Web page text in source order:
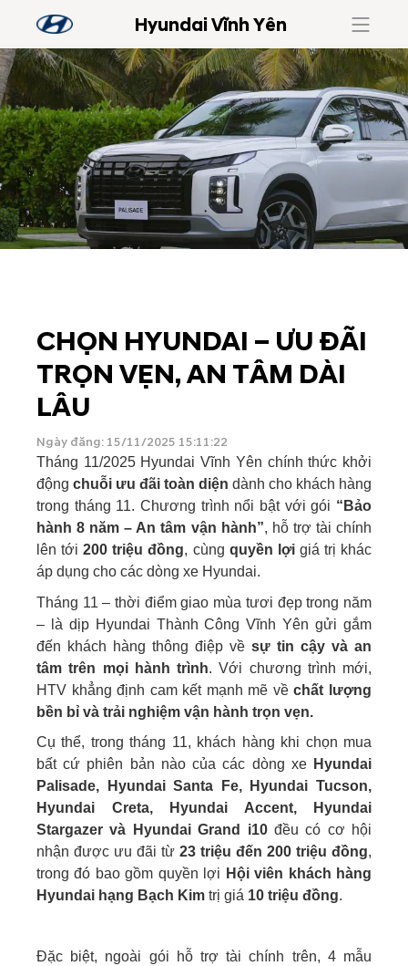
Hyundai Vĩnh Yên
CHỌN HYUNDAI – ƯU ĐÃI
TRỌN VẸN, AN TÂM DÀI
LÂU
Ngày đăng: 15/11/2025 15:11:22
Tháng 11/2025 Hyundai Vĩnh Yên chính thức khởi
động chuỗi ưu đãi toàn diện dành cho khách hàng
trong tháng 11. Chương trình nổi bật với gói “Bảo
hành 8 năm – An tâm vận hành”, hỗ trợ tài chính
lên tới200 triệu đồng, cùng quyền lợigiá trị khác
áp dụng cho các dòng xe Hyundai.
Tháng 11 – thời điểm giao mùa tươi đẹp trong năm
– là dịp Hyundai Thành Công Vĩnh Yên gửi gắm
đến khách hàng thông điệp về sự tin cậy và an
tâm trên mọi hành trình. Với chương trình mới,
HTV khẳng định cam kết mạnh mẽ vềchất lượng
bền bỉ và trải nghiệm vận hành trọn vẹn.
Cụ thể, trong tháng 11, khách hàng khi chọn mua
bất cứ phiên bản nào của các dòng xe Hyundai
Palisade, Hyundai Santa Fe, Hyundai Tucson,
Hyundai Creta, Hyundai Accent, Hyundai
Stargazer và Hyundai Grand i10đều có cơ hội
nhận được ưu đãi từ 23 triệu đến 200 triệu đồng,
trong đó bao gồm quyền lợi Hội viên khách hàng
Hyundai hạng Bạch Kim trị giá 10 triệu đồng.
Đặc biệt, ngoài gói hỗ trợ tài chính trên, 4 mẫu